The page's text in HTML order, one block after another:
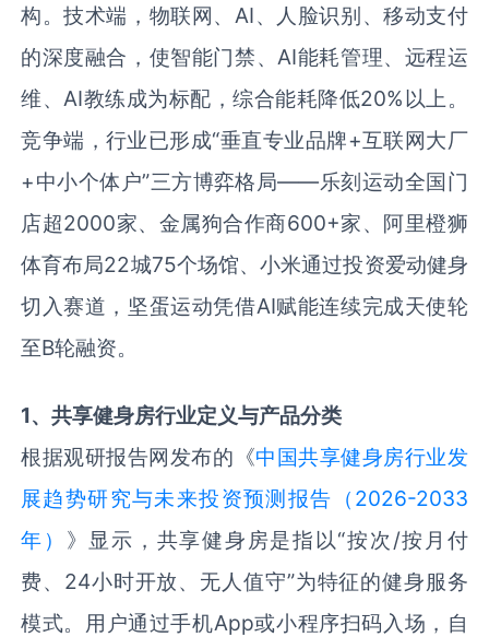
构。技术端，物联网、 AI、人脸识别、移动支付
的深度融合，使智能门禁、AI能耗管理、远程运
维、AI教练成为标配，综合能耗降低20%以上。
竞争端，行业已形成“垂直专业品牌+互联网大厂
+中小个体户”三方博弈格局——乐刻运动全国门
店超2000家、金属狗合作商600+家、阿里橙狮
体育布局22城75个场馆、小米通过投资爱动健身
切入赛道，坚蛋运动凭借AI赋能连续完成天使轮
至B轮融资。
1、共享健身房行业定义与产品分类
根据观研报告网发布的《中国共享健身房行业发
展趋势研究与未来投资预测报告（2026-2033
年） 》显示，共享健身房是指以“按次 /按月付
费、 24小时开放、无人值守”为特征的健身服务
模式。用户通过手机App或小程序扫码入场，自